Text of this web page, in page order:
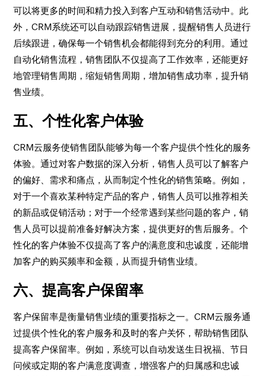
可以将更多的时间和精力投入到客户互动和销售活动中。此
外，CRM系统还可以自动跟踪销售进展，提醒销售人员进行
后续跟进，确保每一个销售机会都能得到充分的利用。通过
自动化销售流程，销售团队不仅提高了工作效率，还能更好
地管理销售周期，缩短销售周期，增加销售成功率，提升销
售业绩。
五、个性化客户体验
CRM云服务使销售团队能够为每一个客户提供个性化的服务
体验。通过对客户数据的深入分析，销售人员可以了解客户
的偏好、需求和痛点，从而制定个性化的销售策略。例如，
对于一个喜欢某种特定产品的客户，销售人员可以推荐相关
的新品或促销活动；对于一个经常遇到某些问题的客户，销
售人员可以提前准备好解决方案，提供更好的售后服务。个
性化的客户体验不仅提高了客户的满意度和忠诚度，还能增
加客户的购买频率和金额，从而提升销售业绩。
六、提高客户保留率
客户保留率是衡量销售业绩的重要指标之一。CRM云服务通
过提供个性化的客户服务和及时的客户关怀，帮助销售团队
提高客户保留率。例如，系统可以自动发送生日祝福、节日
问候或定期的客户满意度调查，增强客户的归属感和忠诚